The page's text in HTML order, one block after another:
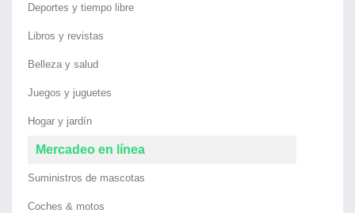
Deportes y tiempo libre
Libros y revistas
Belleza y salud
Juegos y juguetes
Hogar y jardín
Mercadeo en línea
Suministros de mascotas
Coches & motos